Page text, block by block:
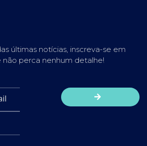
últimas notícias, inscreva-se em
não perca nenhum detalhe!